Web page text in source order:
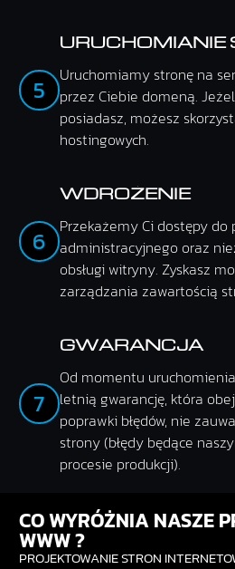
5
URUCHOMIANIE
Uruchomiamy stronę na
przez Ciebie domeną.
posiadasz, możesz
hostingowych.
6
WDROŻENIE
Przekażemy Ci dostępy do
administracyjnego oraz
obsługi witryny. Zyskasz
zarządzania zawartością
7
GWARANCJA
Od momentu
letnią gwarancję, która
poprawki błędów, nie
strony (błędy będące
procesie produkcji).
CO WYRÓŻNIA NASZE
WWW ?
PROJEKTOWANIE STRON